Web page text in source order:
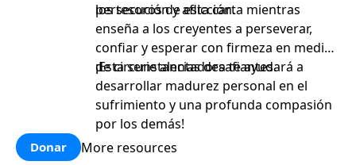
persecución y aflicción.
los tesoros de esta carta mientras
enseña a los creyentes a perseverar,
confiar y esperar con firmeza en medio
de circunstancias desafiantes.
¡Esta serie alentadora te ayudará a
desarrollar madurez personal en el
sufrimiento y una profunda compasión
por los demás!
Donar More resources